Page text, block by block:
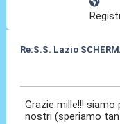
Re:S.S. Lazio
Grazie mille!!!
nostri (speriamo